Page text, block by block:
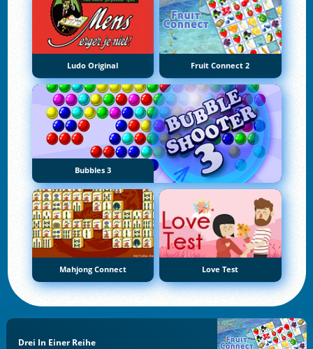
Ludo Original Fruit Connect 2
Bubbles 3
Mahjong Connect Love Test
Drei In Einer Reihe